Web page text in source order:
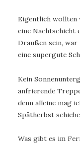
Eigentlich wollten
eine Nachtschicht
Draußen sein,
eine supergute
Kein
anfrierende
denn alleine mag
Spätherbst
Was gibt es im